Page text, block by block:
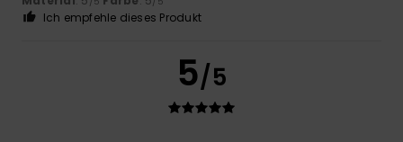
Ich empfehle dieses Produkt
5/5